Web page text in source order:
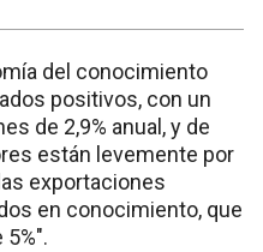
del conocimiento
positivos, con un
de 2,9% anual, y de
están levemente por
exportaciones
en conocimiento, que